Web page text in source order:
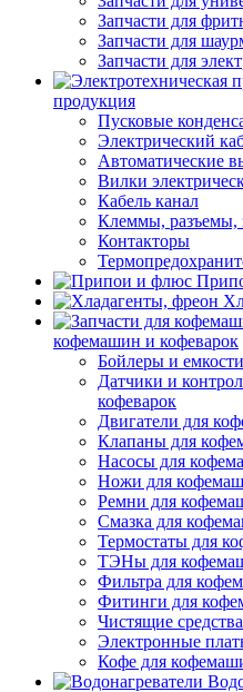
Запчасти для
Запчасти для
Запчасти для
продукция
Пусковые
Электрический
Автоматические
Вилки
Кабель канал
Клеммы, разъемы,
Контакторы
кофемашин и кофеварок
Бойлеры и
Датчики и
кофеварок
Двигатели для
Клапаны для
Насосы для
Ножи для
Ремни для
Смазка для
Термостаты для
ТЭНы для
Фильтра для
Фитинги для
Чистящие
Электронные
Кофе для